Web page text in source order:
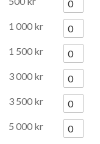
1 000 kr
1 500 kr
3 000 kr
3 500 kr
5 000 kr